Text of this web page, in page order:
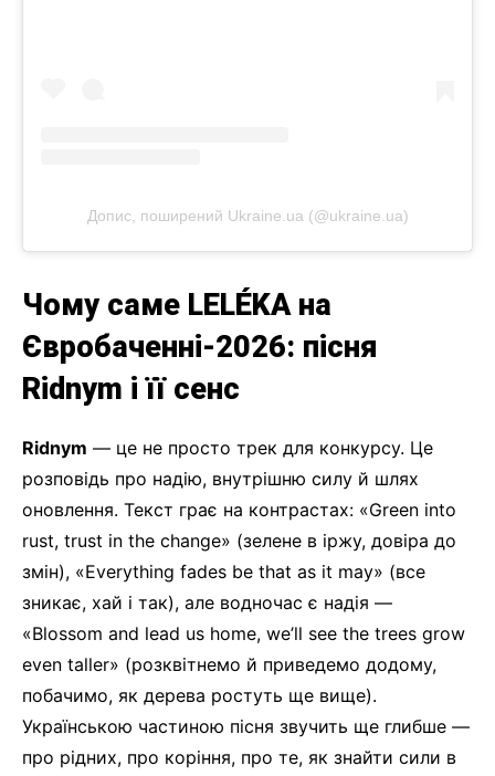
Допис, поширений Ukraine.ua (@ukraine.ua)
Чому саме LELÉKA на
Євробаченні-2026: пісня
Ridnym і її сенс
Ridnym — це не просто трек для конкурсу. Це
розповідь про надію, внутрішню силу й шлях
оновлення. Текст грає на контрастах: «Green into
rust, trust in the change» (зелене в іржу, довіра до
змін), «Everything fades be that as it may» (все
зникає, хай і так), але водночас є надія —
«Blossom and lead us home, we’ll see the trees grow
even taller» (розквітнемо й приведемо додому,
побачимо, як дерева ростуть ще вище).
Українською частиною пісня звучить ще глибше —
про рідних, про коріння, про те, як знайти сили в